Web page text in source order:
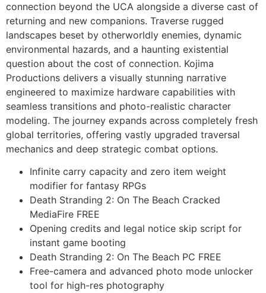
connection beyond the UCA alongside a diverse cast of
returning and new companions. Traverse rugged
landscapes beset by otherworldly enemies, dynamic
environmental hazards, and a haunting existential
question about the cost of connection. Kojima
Productions delivers a visually stunning narrative
engineered to maximize hardware capabilities with
seamless transitions and photo-realistic character
modeling. The journey expands across completely fresh
global territories, offering vastly upgraded traversal
mechanics and deep strategic combat options.
Infinite carry capacity and zero item weight
modifier for fantasy RPGs
Death Stranding 2: On The Beach Cracked
MediaFire FREE
Opening credits and legal notice skip script for
instant game booting
Death Stranding 2: On The Beach PC FREE
Free-camera and advanced photo mode unlocker
tool for high-res photography